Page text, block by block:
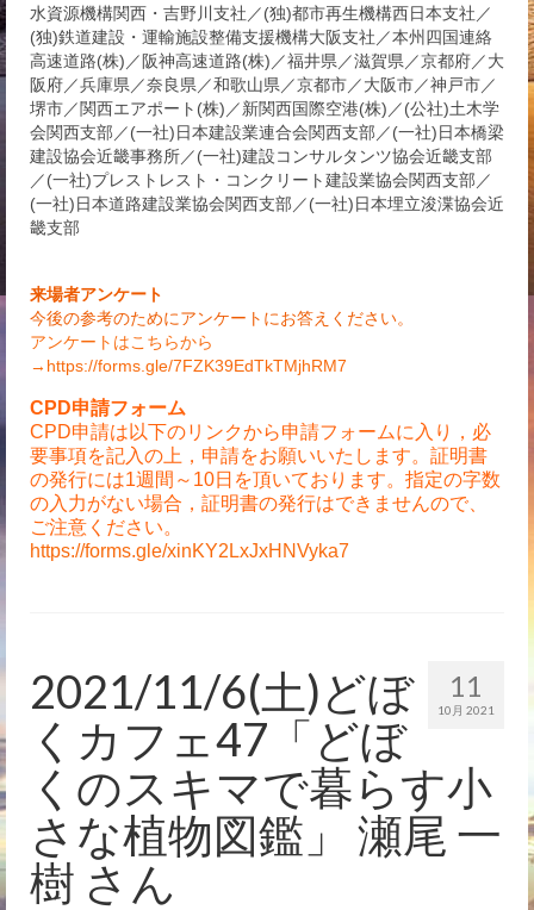
水資源機構関西・吉野川支社／(独)都市再生機構西日本支社／
(独)鉄道建設・運輸施設整備支援機構大阪支社／本州四国連絡
高速道路(株)／阪神高速道路(株)／福井県／滋賀県／京都府／大
阪府／兵庫県／奈良県／和歌山県／京都市／大阪市／神戸市／
堺市／関西エアポート(株)／新関西国際空港(株)／(公社)土木学
会関西支部／(一社)日本建設業連合会関西支部／(一社)日本橋梁
建設協会近畿事務所／(一社)建設コンサルタンツ協会近畿支部
／(一社)プレストレスト・コンクリート建設業協会関西支部／
(一社)日本道路建設業協会関西支部／(一社)日本埋立浚渫協会近
畿支部
来場者アンケート
今後の参考のためにアンケートにお答えください。
アンケートはこちらから
→https://forms.gle/7FZK39EdTkTMjhRM7
CPD申請フォーム
CPD申請は以下のリンクから申請フォームに入り，必
要事項を記入の上，申請をお願いいたします。証明書
の発行には1週間～10日を頂いております。指定の字数
の入力がない場合，証明書の発行はできませんので、
ご注意ください。
https://forms.gle/xinKY2LxJxHNVyka7
11
10月 2021
2021/11/6(土)どぼ
くカフェ47「どぼ
くのスキマで暮らす小
さな植物図鑑」 瀬尾 一
樹 さん